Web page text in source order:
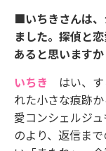
■いちきさんは、
ました。探偵と
あると思いますか
いちき はい、す
れた小さな痕跡
愛コンシェルジ
のより、返信ま